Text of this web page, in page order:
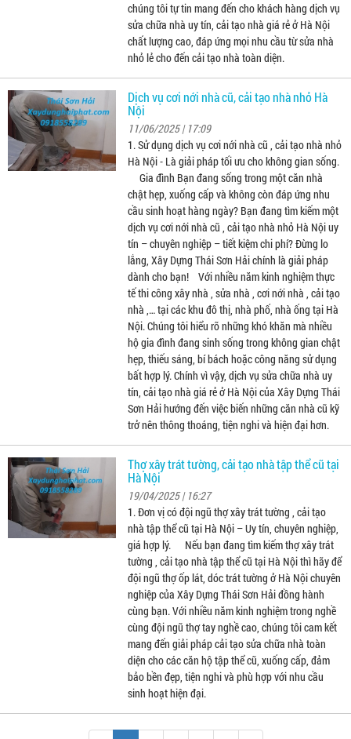
chúng tôi tự tin mang đến cho khách hàng dịch vụ
sửa chữa nhà uy tín, cải tạo nhà giá rẻ ở Hà Nội
chất lượng cao, đáp ứng mọi nhu cầu từ sửa nhà
nhỏ lẻ cho đến cải tạo nhà toàn diện.
Dịch vụ cơi nới nhà cũ, cải tạo nhà nhỏ Hà
Nội
11/06/2025 | 17:09
1. Sử dụng dịch vụ cơi nới nhà cũ , cải tạo nhà nhỏ
Hà Nội - Là giải pháp tối ưu cho không gian sống.
Gia đình Bạn đang sống trong một căn nhà
chật hẹp, xuống cấp và không còn đáp ứng nhu
cầu sinh hoạt hàng ngày? Bạn đang tìm kiếm một
dịch vụ cơi nới nhà cũ , cải tạo nhà nhỏ Hà Nội uy
tín – chuyên nghiệp – tiết kiệm chi phí? Đừng lo
lắng, Xây Dựng Thái Sơn Hải chính là giải pháp
dành cho bạn! Với nhiều năm kinh nghiệm thực
tế thi công xây nhà , sửa nhà , cơi nới nhà , cải tạo
nhà ,… tại các khu đô thị, nhà phố, nhà ống tại Hà
Nội. Chúng tôi hiểu rõ những khó khăn mà nhiều
hộ gia đình đang sinh sống trong không gian chật
hẹp, thiếu sáng, bí bách hoặc công năng sử dụng
bất hợp lý. Chính vì vậy, dịch vụ sửa chữa nhà uy
tín, cải tạo nhà giá rẻ ở Hà Nội của Xây Dựng Thái
Sơn Hải hướng đến việc biến những căn nhà cũ kỹ
trở nên thông thoáng, tiện nghi và hiện đại hơn.
Thợ xây trát tường, cải tạo nhà tập thể cũ tại
Hà Nội
19/04/2025 | 16:27
1. Đơn vị có đội ngũ thợ xây trát tường , cải tạo
nhà tập thể cũ tại Hà Nội – Uy tín, chuyên nghiệp,
giá hợp lý. Nếu bạn đang tìm kiếm thợ xây trát
tường , cải tạo nhà tập thể cũ tại Hà Nội thì hãy để
đội ngũ thợ ốp lát, dóc trát tường ở Hà Nội chuyên
nghiệp của Xây Dựng Thái Sơn Hải đồng hành
cùng bạn. Với nhiều năm kinh nghiệm trong nghề
cùng đội ngũ thợ tay nghề cao, chúng tôi cam kết
mang đến giải pháp cải tạo sửa chữa nhà toàn
diện cho các căn hộ tập thể cũ, xuống cấp, đảm
bảo bền đẹp, tiện nghi và phù hợp với nhu cầu
sinh hoạt hiện đại.